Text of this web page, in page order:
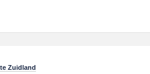
Zuidland